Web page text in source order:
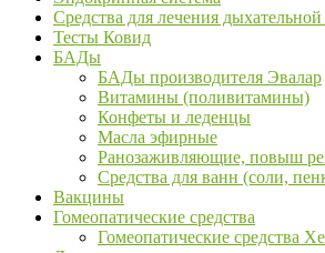
Средства для лечения
Тесты Ковид
БАДы
БАДы производителя Эвалар
Витамины (поливитамины)
Конфеты и леденцы
Масла эфирные
Ранозаживляющие, повыш
Средства для ванн (соли,
Вакцины
Гомеопатические средства
Гомеопатические средства